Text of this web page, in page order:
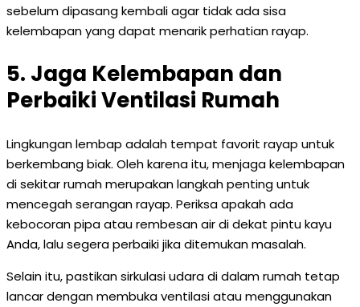
sebelum dipasang kembali agar tidak ada sisa
kelembapan yang dapat menarik perhatian rayap.
5. Jaga Kelembapan dan
Perbaiki Ventilasi Rumah
Lingkungan lembap adalah tempat favorit rayap untuk
berkembang biak. Oleh karena itu, menjaga kelembapan
di sekitar rumah merupakan langkah penting untuk
mencegah serangan rayap. Periksa apakah ada
kebocoran pipa atau rembesan air di dekat pintu kayu
Anda, lalu segera perbaiki jika ditemukan masalah.
Selain itu, pastikan sirkulasi udara di dalam rumah tetap
lancar dengan membuka ventilasi atau menggunakan